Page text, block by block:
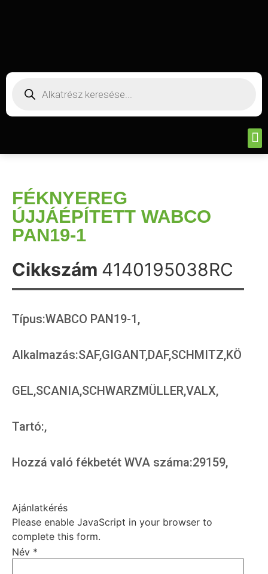
FÉKNYEREG
ÚJJÁÉPÍTETT WABCO
PAN19-1
Cikkszám 4140195038RC
Típus:WABCO PAN19-1,
Alkalmazás:SAF,GIGANT,DAF,SCHMITZ,KÖ
GEL,SCANIA,SCHWARZMÜLLER,VALX,
Tartó:,
Hozzá való fékbetét WVA száma:29159,
Ajánlatkérés
Please enable JavaScript in your browser to
complete this form.
Név *